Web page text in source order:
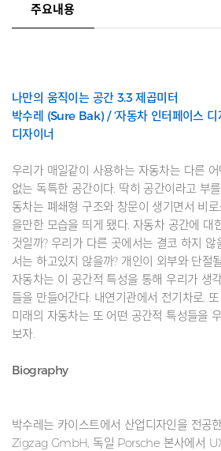
주요내용
나만의 움직이는 공간 3.3 제곱미터
박수레 (Sure Bak) / ‘자동차 인터페이스 디
디자이너
우리가 매일같이 사용하는 자동차는 다른
없는 독특한 공간이다. 딱히 공간이라고 부
동차는 폐쇄형 구조와 창문이 생기면서 비
을만한 모습을 띄게 됐다. 자동차 공간에 대
것일까? 우리가 다른 곳에서는 결코 하지 않
서는 하고있지 않을까? 개인이 외부와 단절
자동차는 이 공간적 특성을 통해 우리가 생
들을 만들어간다. 내연기관에서 전기차로,
미래의 자동차는 또 어떤 공간적 특성들을
보자.
Biography
박수레는 카이스트에서 산업디자인을 전공
Zigzag GmbH, 독일 Porsche 본사에서